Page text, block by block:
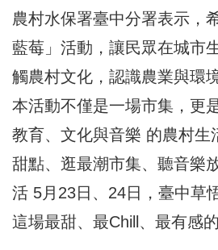
農村水保署臺中分署表示，
藍莓」活動，讓民眾在城市
觸農村文化，認識農業與環
本活動不僅是一場市集，更
教育、文化與音樂 的農村生
甜點、逛最潮市集、聽音樂
活 5月23日、24日，臺中草
這場最甜、最Chill、最有感